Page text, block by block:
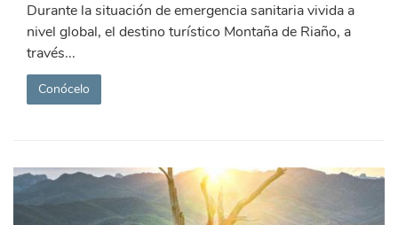
Durante la situación de emergencia sanitaria vivida a
nivel global, el destino turístico Montaña de Riaño, a
través...
Conócelo